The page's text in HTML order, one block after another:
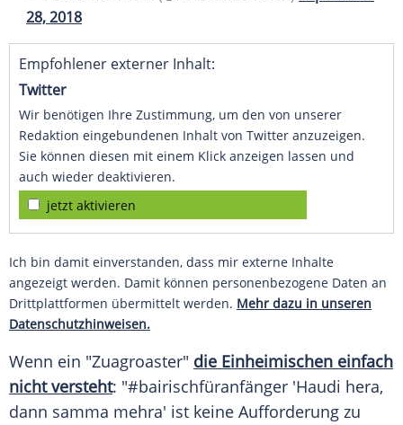
28, 2018
Empfohlener externer Inhalt:
Twitter
Wir benötigen Ihre Zustimmung, um den von unserer
Redaktion eingebundenen Inhalt von Twitter anzuzeigen.
Sie können diesen mit einem Klick anzeigen lassen und
auch wieder deaktivieren.
jetzt aktivieren
Ich bin damit einverstanden, dass mir externe Inhalte
angezeigt werden. Damit können personenbezogene Daten an
Drittplattformen übermittelt werden. Mehr dazu in unseren
Datenschutzhinweisen.
Wenn ein "Zuagroaster" die Einheimischen einfach
nicht versteht: "#bairischfüranfänger 'Haudi hera,
dann samma mehra' ist keine Aufforderung zu